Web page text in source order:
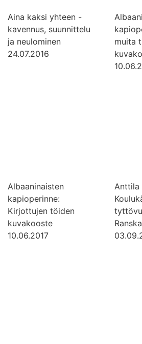
Aina kaksi yhteen -
kavennus, suunnittelu
ja neulominen
24.07.2016
muita
Albaaninaisten
kapioperinne:
Kirjottujen töiden
kuvakooste
10.06.2017
Anttila